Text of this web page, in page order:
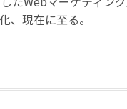
現在に至る。